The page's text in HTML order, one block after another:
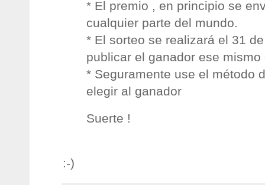
* El premio , en principio se
cualquier parte del mundo.
* El sorteo se realizará el 31
publicar el ganador ese mismo
* Seguramente use el método
elegir al ganador
Suerte !
:-)